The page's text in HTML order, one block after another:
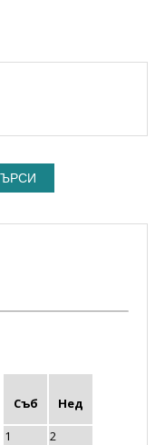
Съб
Нед
1
2